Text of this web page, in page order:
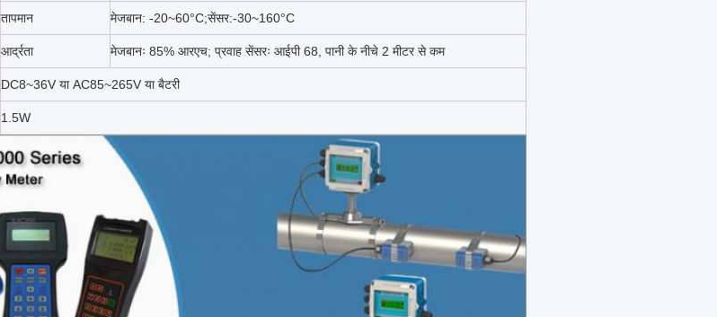
तापमान मेजबान: -20~60°C;सेंसर:-30~160°C
आर्द्रता मेजबानः 85% आरएच; प्रवाह सेंसरः आईपी 68, पानी के नीचे 2 मीटर से कम
DC8~36V या AC85~265V या बैटरी
1.5W